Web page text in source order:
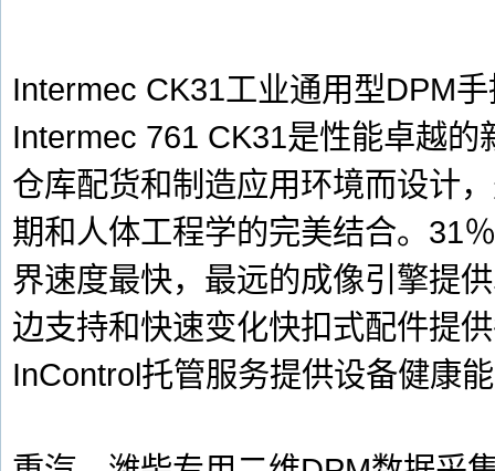
Intermec CK31工业通用型DPM
Intermec 761 CK31是性能卓越
仓库配货和制造应用环境而设计
期和人体工程学的完美结合。31
界速度最快，最远的成像引擎提
边支持和快速变化快扣式配件提
InControl托管服务提供设备健康